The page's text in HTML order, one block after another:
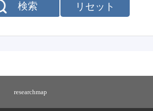
リセット
検索
researchmap